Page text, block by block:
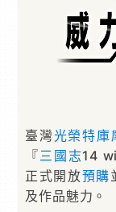
臺灣光榮特庫
『 三國志14
正式開放預購
及作品魅力。